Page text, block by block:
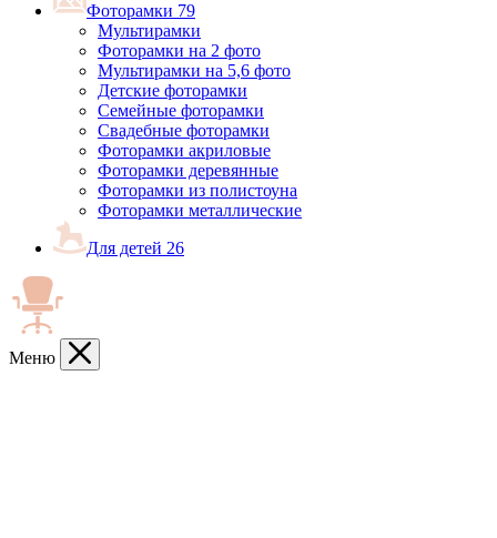
Фоторамки 79
Мультирамки
Фоторамки на 2 фото
Мультирамки на 5,6 фото
Детские фоторамки
Семейные фоторамки
Свадебные фоторамки
Фоторамки акриловые
Фоторамки деревянные
Фоторамки из полистоуна
Фоторамки металлические
Для детей 26
Меню